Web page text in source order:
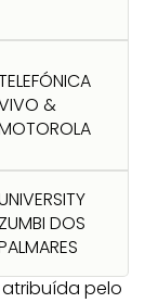
&
ZUMBI DOS
pelo